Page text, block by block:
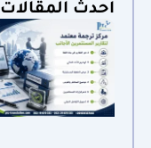
أحدث المقالات